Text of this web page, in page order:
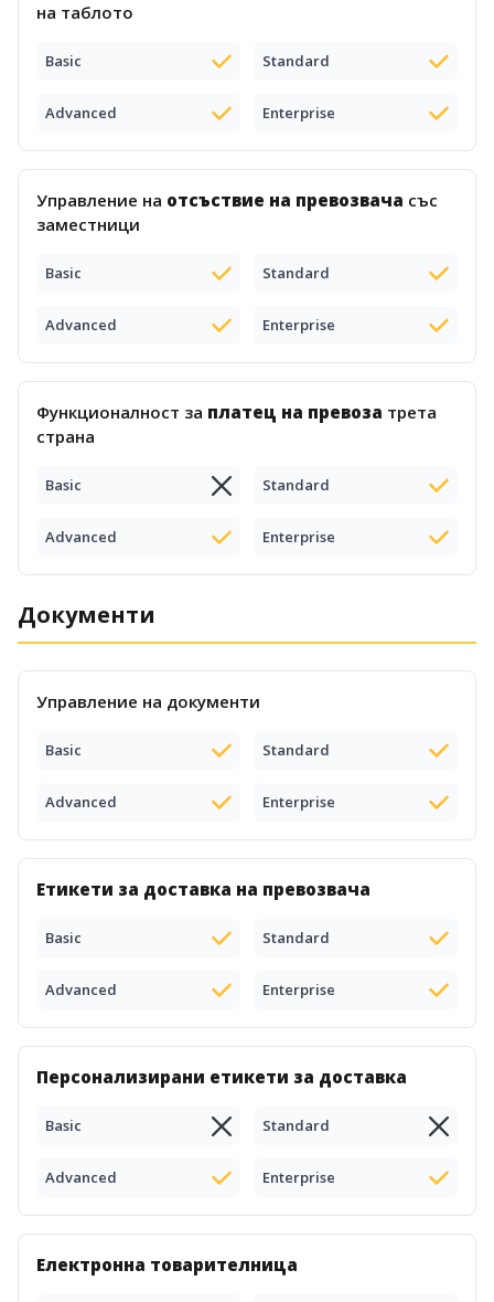
на таблото
Basic Standard
Advanced Enterprise
Управление на отсъствие на превозвача със
заместници
Basic Standard
Advanced Enterprise
Функционалност за платец на превоза трета
страна
Basic Standard
Advanced Enterprise
Документи
Управление на документи
Basic Standard
Advanced Enterprise
Етикети за доставка на превозвача
Basic Standard
Advanced Enterprise
Персонализирани етикети за доставка
Basic Standard
Advanced Enterprise
Електронна товарителница